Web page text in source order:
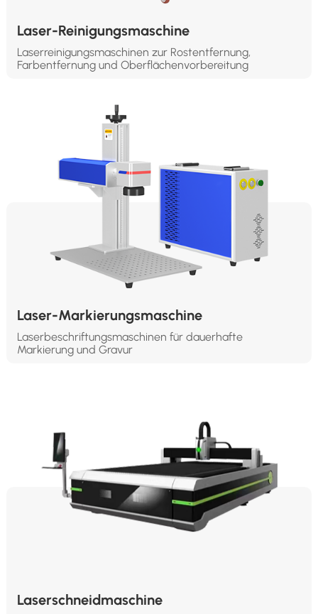
Laser-Reinigungsmaschine
Laserreinigungsmaschinen zur Rostentfernung,
Farbentfernung und Oberflächenvorbereitung
Laser-Markierungsmaschine
Laserbeschriftungsmaschinen für dauerhafte
Markierung und Gravur
Laserschneidmaschine